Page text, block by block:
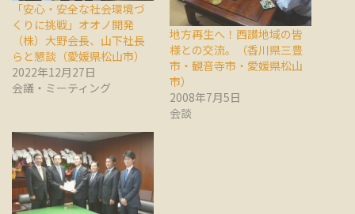
「安心・安全な社会環境づ
くりに挑戦」オオノ開発
（株）大野会長、山下社長
らと懇談（愛媛県松山市）
2022年12月27日
会議・ミーティング
地方再生へ！西讃地域の皆
様との交流。（香川県三豊
市・観音寺市・愛媛県松山
市）
2008年7月5日
会談